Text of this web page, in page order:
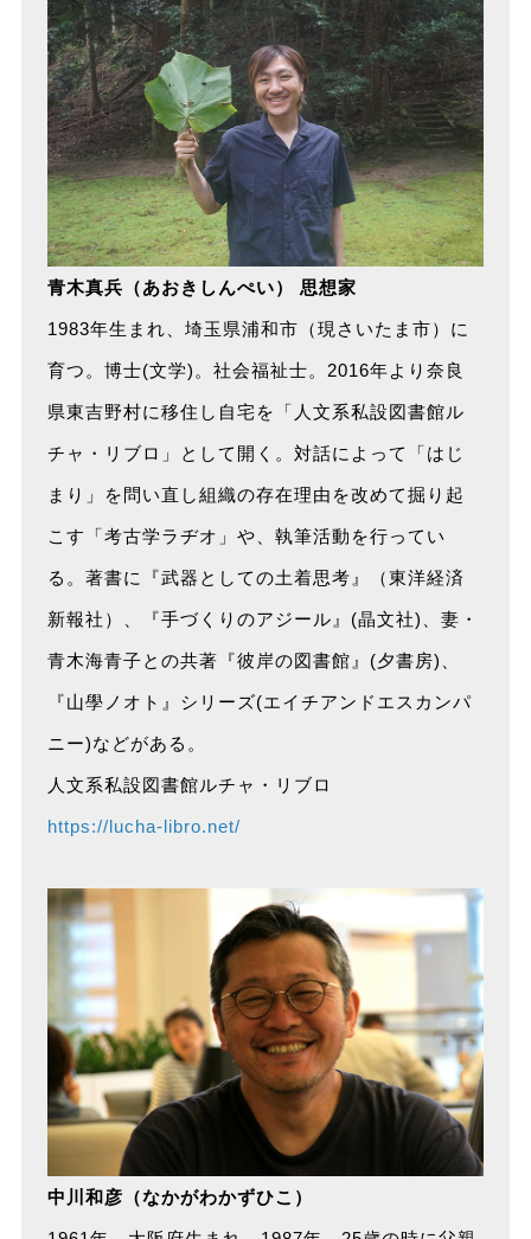
青木真兵（あおきしんぺい） 思想家
1983年生まれ、埼玉県浦和市（現さいたま市）に
育つ。博士(文学)。社会福祉士。2016年より奈良
県東吉野村に移住し自宅を「人文系私設図書館ル
チャ・リブロ」として開く。対話によって「はじ
まり」を問い直し組織の存在理由を改めて掘り起
こす「考古学ラヂオ」や、執筆活動を行ってい
る。著書に『武器としての土着思考』（東洋経済
新報社）、『手づくりのアジール』(晶文社)、妻・
青木海青子との共著『彼岸の図書館』(夕書房)、
『山學ノオト』シリーズ(エイチアンドエスカンパ
ニー)などがある。
人文系私設図書館ルチャ・リブロ
https://lucha-libro.net/
中川和彦（なかがわかずひこ）